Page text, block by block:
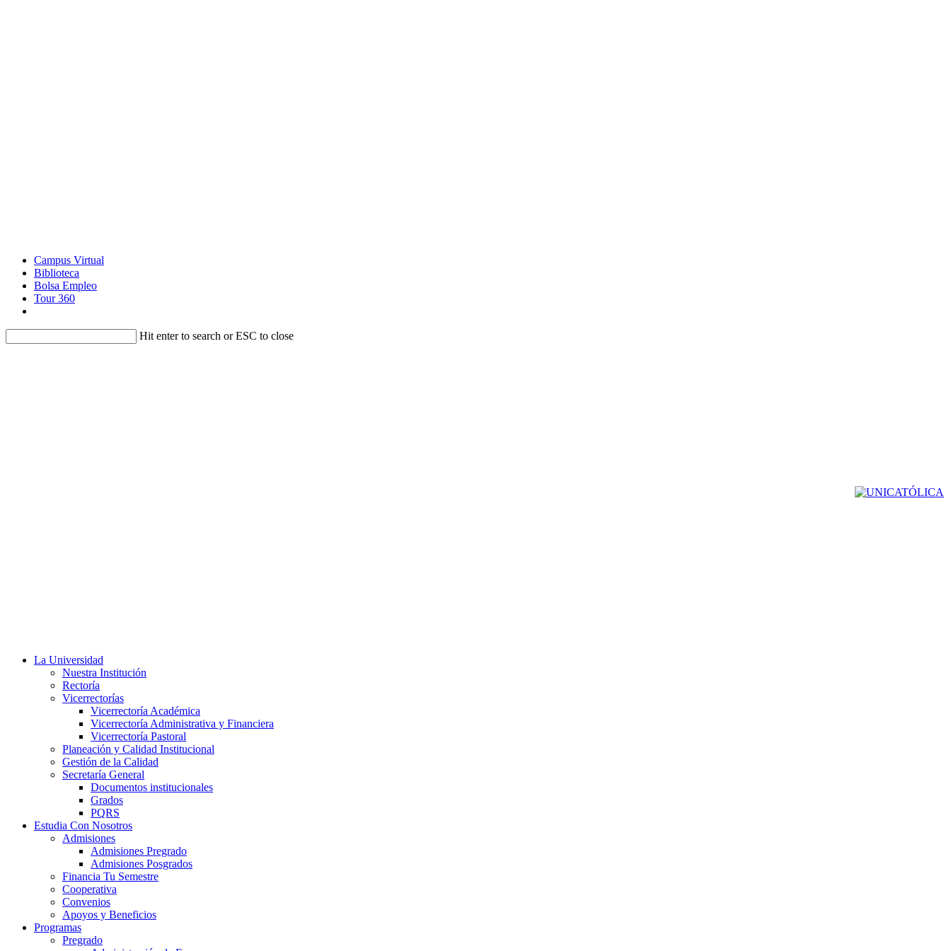
Campus Virtual
Biblioteca
Bolsa Empleo
Tour 360
Hit enter to search or ESC to close
La Universidad
Nuestra Institución
Rectoría
Vicerrectorías
Vicerrectoría Académica
Vicerrectoría Administrativa y Financiera
Vicerrectoría Pastoral
Planeación y Calidad Institucional
Gestión de la Calidad
Secretaría General
Documentos institucionales
Grados
PQRS
Estudia Con Nosotros
Admisiones
Admisiones Pregrado
Admisiones Posgrados
Financia Tu Semestre
Cooperativa
Convenios
Apoyos y Beneficios
Programas
Pregrado